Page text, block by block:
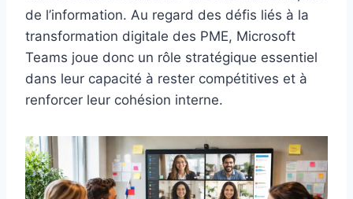
de l’information. Au regard des défis liés à la
transformation digitale des PME, Microsoft
Teams joue donc un rôle stratégique essentiel
dans leur capacité à rester compétitives et à
renforcer leur cohésion interne.